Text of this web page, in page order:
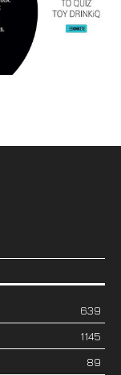
639
1145
89